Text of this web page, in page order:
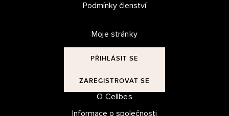
Podmínky členství
Moje stránky
PŘIHLÁSIT SE
ZAREGISTROVAT SE
O Cellbes
Informace o společnosti